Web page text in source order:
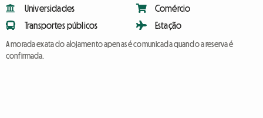
Universidades
Transportes públicos
Comércio
Estação
A morada exata do alojamento apenas é comunicada quando a reserva é
confirmada.